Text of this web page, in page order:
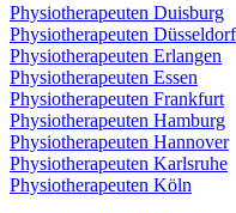
Physiotherapeuten Duisburg
Physiotherapeuten Düsseldorf
Physiotherapeuten Erlangen
Physiotherapeuten Essen
Physiotherapeuten Frankfurt
Physiotherapeuten Hamburg
Physiotherapeuten Hannover
Physiotherapeuten Karlsruhe
Physiotherapeuten Köln